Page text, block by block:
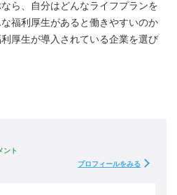
ら、自分はどんなライフプランを
福利厚生があると働きやすいのか
厚生が導入されている企業を選び
ント
プロフィールをみる